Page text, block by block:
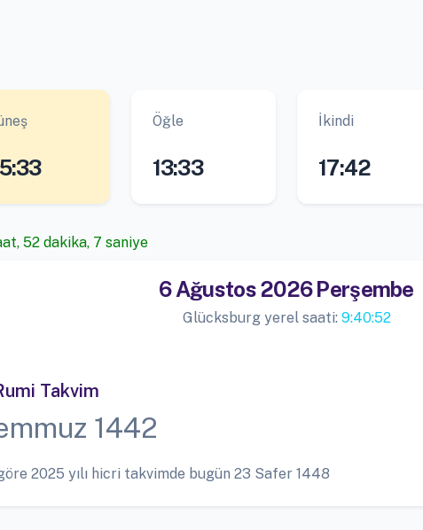
Öğle
13:33
İkindi
17:42
52 dakika, 7 saniye
6 Ağustos 2026 Perşembe
Glücksburg yerel saati: 9:40:52
Takvim
1442
2025 yılı hicri takvimde bugün 23 Safer 1448